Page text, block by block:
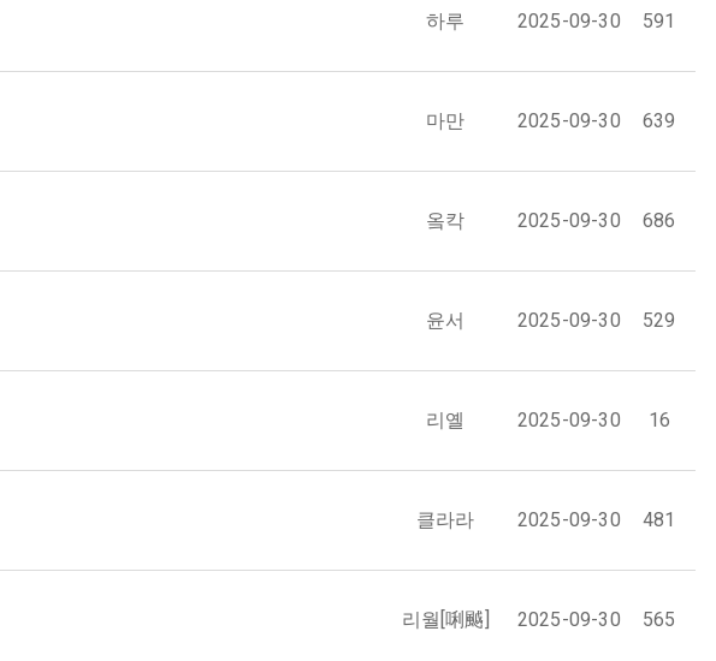
하루 2025-09-30 591
마만 2025-09-30 639
옼칵 2025-09-30 686
윤서 2025-09-30 529
리옐 2025-09-30 16
클라라 2025-09-30 481
리월[唎䬂] 2025-09-30 565